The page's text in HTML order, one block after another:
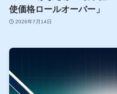
使価格ロールオーバー」
2026年7月14日